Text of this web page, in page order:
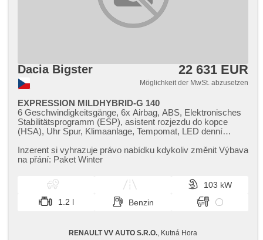
Dacia Bigster 22 631 EUR
Möglichkeit der MwSt. abzusetzen
EXPRESSION MILDHYBRID-G 140
6 Geschwindigkeitsgänge, 6x Airbag, ABS, Elektronisches
Stabilitätsprogramm (ESP), asistent rozjezdu do kopce
(HSA), Uhr Spur, Klimaanlage, Tempomat, LED denní
parkovací senzory zadní, Fahrkamera,
Scheibenwischersensor, Lenkrad einstellbar,
Beifahrerairbagdeaktivierung, hands free, Android Auto,
Apple CarPlay, Bluetooth, El. Seitenscheiben, El.
Vorderscheiben, El. Spiegel, Zentralverriegelung mit
Funkfernbedienung, Zentralverriegelung, beheizte Sitze,
beheizte Spiegel, Teilbare Rücksitzbank, Garantie
Inzerent si vyhrazuje právo nabídku kdykoliv změnit Výbava
na přání: Paket Winter
103 kW
1.2 l
Benzin
RENAULT VV AUTO S.R.O. , Kutná Hora